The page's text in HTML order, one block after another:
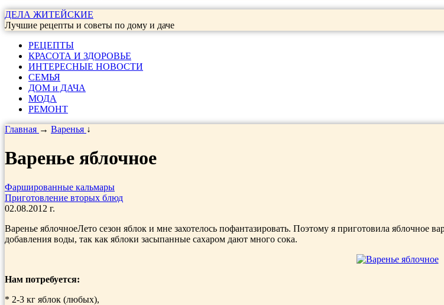
ДЕЛА ЖИТЕЙСКИЕ
Лучшие рецепты и советы по дому и даче
РЕЦЕПТЫ
КРАСОТА И ЗДОРОВЬЕ
ИНТЕРЕСНЫЕ НОВОСТИ
СЕМЬЯ
ДОМ и ДАЧА
МОДА
РЕМОНТ
Главная → Варенья ↓
Варенье яблочное
Фаршированные кальмары
Приготовление вторых блюд
02.08.2012 г.
Варенье яблочноеЛето сезон яблок и мне захотелось пофантазировать. Поэтому я приготовила яблочное
добавления воды, так как яблоки засыпанные сахаром дают много сока.
Нам потребуется:
* 2-3 кг яблок (любых),